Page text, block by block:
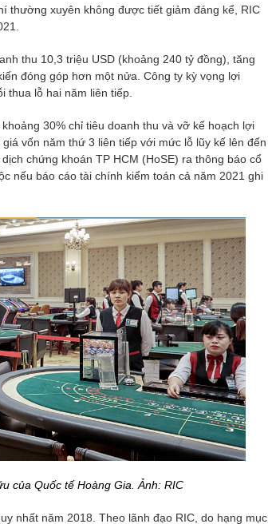
thường xuyên không được tiết giảm đáng kể, RIC
thu 10,3 triệu USD (khoảng 240 tỷ đồng), tăng
đóng góp hơn một nửa. Công ty kỳ vọng lợi
thua lỗ hai năm liên tiếp.
30% chỉ tiêu doanh thu và vỡ kế hoạch lợi
vốn năm thứ 3 liên tiếp với mức lỗ lũy kế lên đến
chứng khoán TP HCM (HoSE) ra thông báo cổ
nếu báo cáo tài chính kiểm toán cả năm 2021 ghi
của Quốc tế Hoàng Gia. Ảnh: RIC
nhất năm 2018. Theo lãnh đạo RIC, do hạng mục